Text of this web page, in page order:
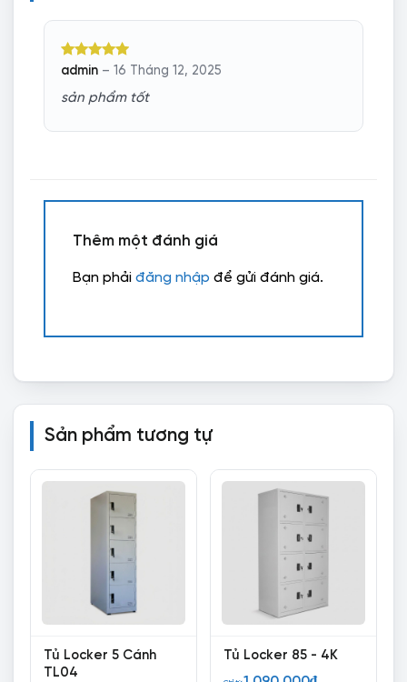
Được xếp
sao
admin – 16 Tháng 12, 2025
sản phẩm tốt
Thêm một đánh giá
Bạn phải đăng nhập để gửi đánh giá.
Sản phẩm tương tự
Tủ Locker 5 Cánh
TL04
Tủ Locker 85 - 4K